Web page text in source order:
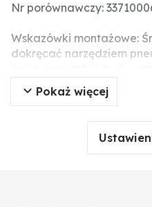
Nr porównawczy:
Wskazówki montażowe:
dokręcać narzędziem
(pęknięcia związane z
Wymiary (mm): 60 x 25 x
Pokaż więcej